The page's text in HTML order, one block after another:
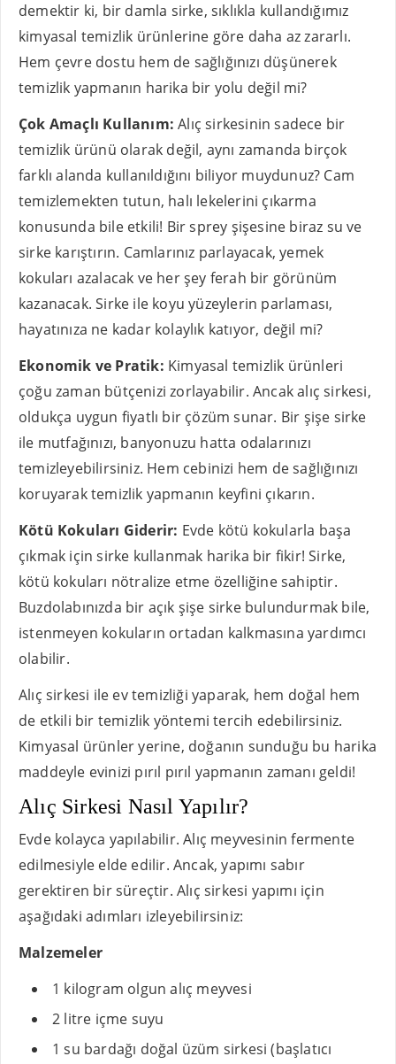
demektir ki, bir damla sirke, sıklıkla kullandığımız
kimyasal temizlik ürünlerine göre daha az zararlı.
Hem çevre dostu hem de sağlığınızı düşünerek
temizlik yapmanın harika bir yolu değil mi?
Çok Amaçlı Kullanım: Alıç sirkesinin sadece bir
temizlik ürünü olarak değil, aynı zamanda birçok
farklı alanda kullanıldığını biliyor muydunuz? Cam
temizlemekten tutun, halı lekelerini çıkarma
konusunda bile etkili! Bir sprey şişesine biraz su ve
sirke karıştırın. Camlarınız parlayacak, yemek
kokuları azalacak ve her şey ferah bir görünüm
kazanacak. Sirke ile koyu yüzeylerin parlaması,
hayatınıza ne kadar kolaylık katıyor, değil mi?
Ekonomik ve Pratik: Kimyasal temizlik ürünleri
çoğu zaman bütçenizi zorlayabilir. Ancak alıç sirkesi,
oldukça uygun fiyatlı bir çözüm sunar. Bir şişe sirke
ile mutfağınızı, banyonuzu hatta odalarınızı
temizleyebilirsiniz. Hem cebinizi hem de sağlığınızı
koruyarak temizlik yapmanın keyfini çıkarın.
Kötü Kokuları Giderir: Evde kötü kokularla başa
çıkmak için sirke kullanmak harika bir fikir! Sirke,
kötü kokuları nötralize etme özelliğine sahiptir.
Buzdolabınızda bir açık şişe sirke bulundurmak bile,
istenmeyen kokuların ortadan kalkmasına yardımcı
olabilir.
Alıç sirkesi ile ev temizliği yaparak, hem doğal hem
de etkili bir temizlik yöntemi tercih edebilirsiniz.
Kimyasal ürünler yerine, doğanın sunduğu bu harika
maddeyle evinizi pırıl pırıl yapmanın zamanı geldi!
Alıç Sirkesi Nasıl Yapılır?
Evde kolayca yapılabilir. Alıç meyvesinin fermente
edilmesiyle elde edilir. Ancak, yapımı sabır
gerektiren bir süreçtir. Alıç sirkesi yapımı için
aşağıdaki adımları izleyebilirsiniz:
Malzemeler
1 kilogram olgun alıç meyvesi
2 litre içme suyu
1 su bardağı doğal üzüm sirkesi (başlatıcı